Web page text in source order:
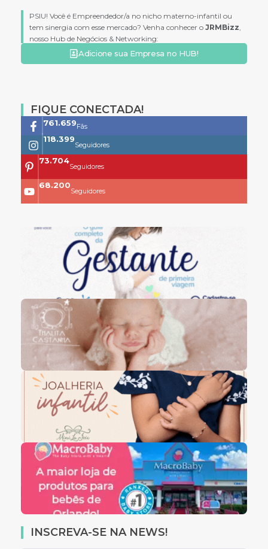
PSIU! Você é Empreendedor/a no nicho materno-infantil ou
tem sinergia com esse mercado? Venha conhecer o JRMBizz
nosso Hub de Negócios & Networking:
Adicione sua Empresa no HUB!
FIQUE CONECTADA!
761.659Fãs
118.399
Seguidores
73.704
Seguidores
68.200
Seguidores
INSCREVA-SE NA NEWS!